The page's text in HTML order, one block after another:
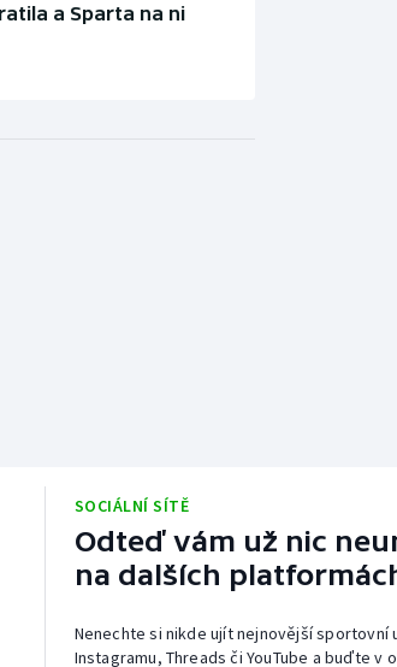
a Sparta na ni
SOCIÁLNÍ SÍTĚ
Odteď vám už nic
na dalších
Nenechte si nikde ujít nejnovější sportovní
Instagramu, Threads či YouTube a buďte v